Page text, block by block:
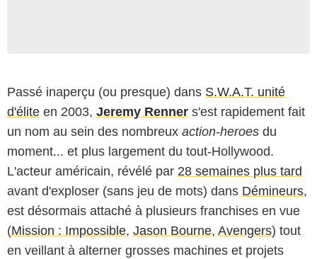
Passé inaperçu (ou presque) dans S.W.A.T. unité
d'élite en 2003, Jeremy Renner s'est rapidement fait
un nom au sein des nombreux action-heroes du
moment... et plus largement du tout-Hollywood.
L'acteur américain, révélé par 28 semaines plus tard
avant d'exploser (sans jeu de mots) dans Démineurs,
est désormais attaché à plusieurs franchises en vue
(Mission : Impossible, Jason Bourne, Avengers) tout
en veillant à alterner grosses machines et projets